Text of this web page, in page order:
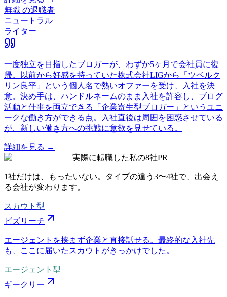
無職 の退職者
ニュートラル
ライター
一度独立を目指したブロガーが、わずか5ヶ月で会社員に復
帰。以前から好感を持っていた株式会社LIGから「ツベルク
リン良平」という個人名で熱いオファーを受け、入社を決
意。決め手は、ハンドルネームのまま入社を許容し、ブログ
活動と仕事を両立できる「企業寄生型ブロガー」というユニ
ークな働き方ができる点。入社直後は周囲を困惑させている
が、新しい働き方への挑戦に意欲を見せている。
詳細を見る →
実際に転職した私の8社PR
1社だけは、もったいない。タイプの違う 3〜4社で、出会え
る会社が変わります。
スカウト型
ビズリーチ
エージェントを挟まず企業と直接話せる。最終的な入社先
も、ここに届いたスカウトがきっかけでした。
エージェント型
ギークリー